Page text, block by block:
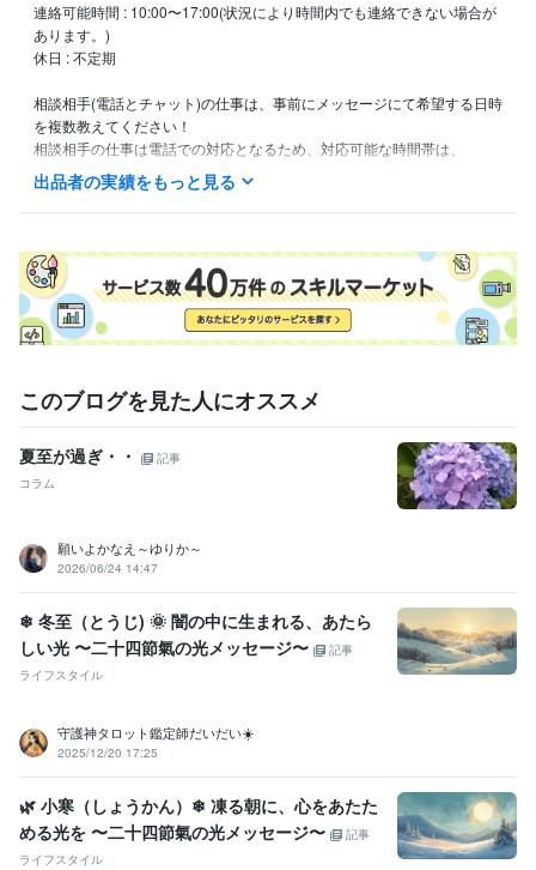
連絡可能時間 : 10:00〜17:00(状況により時間内でも連絡できない場合が
あります。)
休日 : 不定期
相談相手(電話とチャット)の仕事は、事前にメッセージにて希望する日時
を複数教えてください！
相談相手の仕事は電話での対応となるため、対応可能な時間帯は、
上記の連絡可能時間と同様です。
（※相談相手の対応時間のみ、状況により最終の時間（17：00）が変更
となる場合があります。）
経験職種
クリエイター / ライター・編集
エンジニア / システムエンジニア 経験年数 : 1年
事務・ビジネスサポート / 事務（一般事務）
生産・品質管理 / 生産技術・製造技術 経験年数 : 1年
職歴
株式会社ラック 2016年3月 ~ 2016年7月
株式会社システムズ・デザイン 2017年10月 ~ 2018年3月
日本フードデリバリー株式会社 2018年4月 ~ 2021年4月
フリーランス 2023年8月 ~ 現在
資格・検定
情報処理技術者（基本情報技術者） 取得年 : 2013年
普通自動車第一種運転免許 取得年 : 2011年
マイクロソフト オフィス スペシャリスト（MOS） 取得年 : 2011年
プログラミング言語・フレームワーク
C:2年CSS:2年HTML:2年
ビジネス・クリエイティブツール
Excel:10年Google スプレッドシート:5年Google スライド:5年
Google ドキュメント:5年
PowerPoint:10年
出品者の実績をもっと見る
このブログを見た人にオススメ
夏至が過ぎ・・
記事
コラム
願いよかなえ～ゆりか～
2026/06/24 14:47
❄ 冬至（とうじ) 🌞 闇の中に生まれる、あたら
しい光 〜二十四節氣の光メッセージ〜
記事
ライフスタイル
守護神タロット鑑定師だいだい☀️
2025/12/20 17:25
🌿 小寒（しょうかん）❄ 凍る朝に、心をあたた
める光を 〜二十四節氣の光メッセージ〜
記事
ライフスタイル